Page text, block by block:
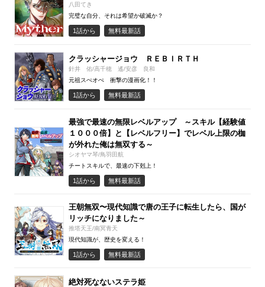
八田てき
完璧な自分、それは希望か破滅か？
1話から 無料最新話
クラッシャージョウ ＲＥＢＩＲＴＨ
針井 佑/高千穂 遙/安彦 良和
元祖スぺオぺ 衝撃の漫画化！！
1話から 無料最新話
最強で最速の無限レベルアップ ～スキル【経験値
１０００倍】と【レベルフリー】でレベル上限の枷
が外れた俺は無双する～
シオヤマ琴/鳥羽田航
チートスキルで、最速の下剋上！
1話から 無料最新話
王朝無双〜現代知識で唐の王子に転生したら、国が
リッチになりました～
推塔天王/南冥青天
現代知識が、歴史を変える！
1話から 無料最新話
絶対死なないステラ姫